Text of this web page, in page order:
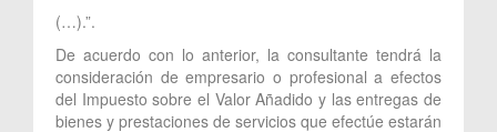
(…).”.
De acuerdo con lo anterior, la consultante tendrá la
consideración de empresario o profesional a efectos
del Impuesto sobre el Valor Añadido y las entregas de
bienes y prestaciones de servicios que efectúe estarán